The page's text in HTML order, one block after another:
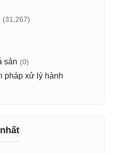
(31,267)
sản (0)
pháp xử lý hành